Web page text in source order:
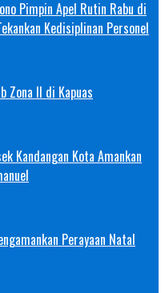
Pimpin Apel Rutin Rabu di
Kedisiplinan Personel
Zona II di Kapuas
Kandangan Kota Amankan
Perayaan Natal